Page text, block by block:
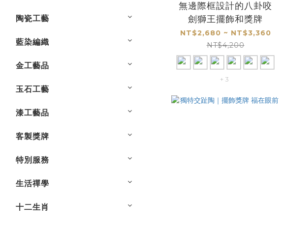
陶瓷工藝
藍染編織
金工藝品
玉石工藝
漆工藝品
客製獎牌
特別服務
生活禪學
十二生肖
無邊際框設計的八卦咬
劍獅王擺飾和獎牌
NT$2,680 ~ NT$3,360
NT$4,200
+ 3